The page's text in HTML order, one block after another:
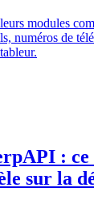
modules
numéros de
: ce
sur la